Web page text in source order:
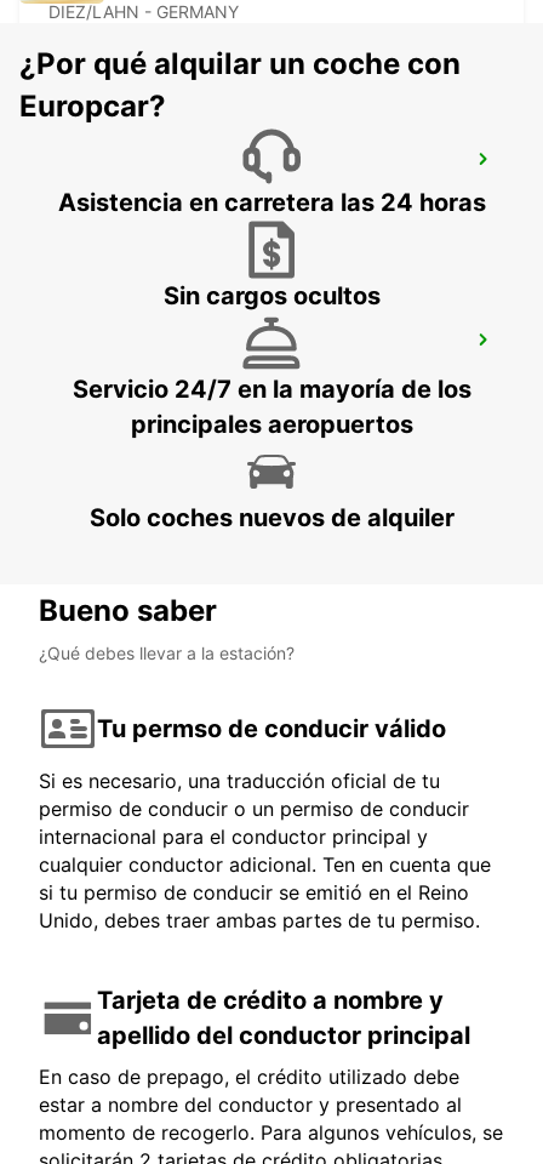
DIEZ/LAHN - GERMANY
GIESSEN - GERMANY
SANKT AUGUSTIN - GERMANY
¿Por qué alquilar un coche con
Europcar?
Asistencia en carretera las 24 horas
Sin cargos ocultos
Servicio 24/7 en la mayoría de los
principales aeropuertos
Solo coches nuevos de alquiler
Bueno saber
¿Qué debes llevar a la estación?
Tu permso de conducir válido
Si es necesario, una traducción oficial de tu
permiso de conducir o un permiso de conducir
internacional para el conductor principal y
cualquier conductor adicional. Ten en cuenta que
si tu permiso de conducir se emitió en el Reino
Unido, debes traer ambas partes de tu permiso.
Tarjeta de crédito a nombre y
apellido del conductor principal
En caso de prepago, el crédito utilizado debe
estar a nombre del conductor y presentado al
momento de recogerlo. Para algunos vehículos, se